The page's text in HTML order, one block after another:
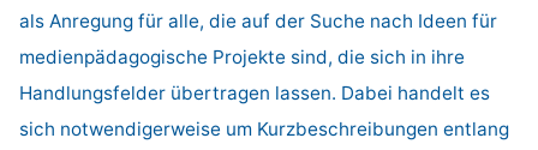
als Anregung für alle, die auf der Suche nach Ideen für
medienpädagogische Projekte sind, die sich in ihre
Handlungsfelder übertragen lassen. Dabei handelt es
sich notwendigerweise um Kurzbeschreibungen entlang